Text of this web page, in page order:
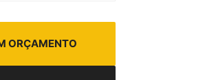
ORÇAMENTO